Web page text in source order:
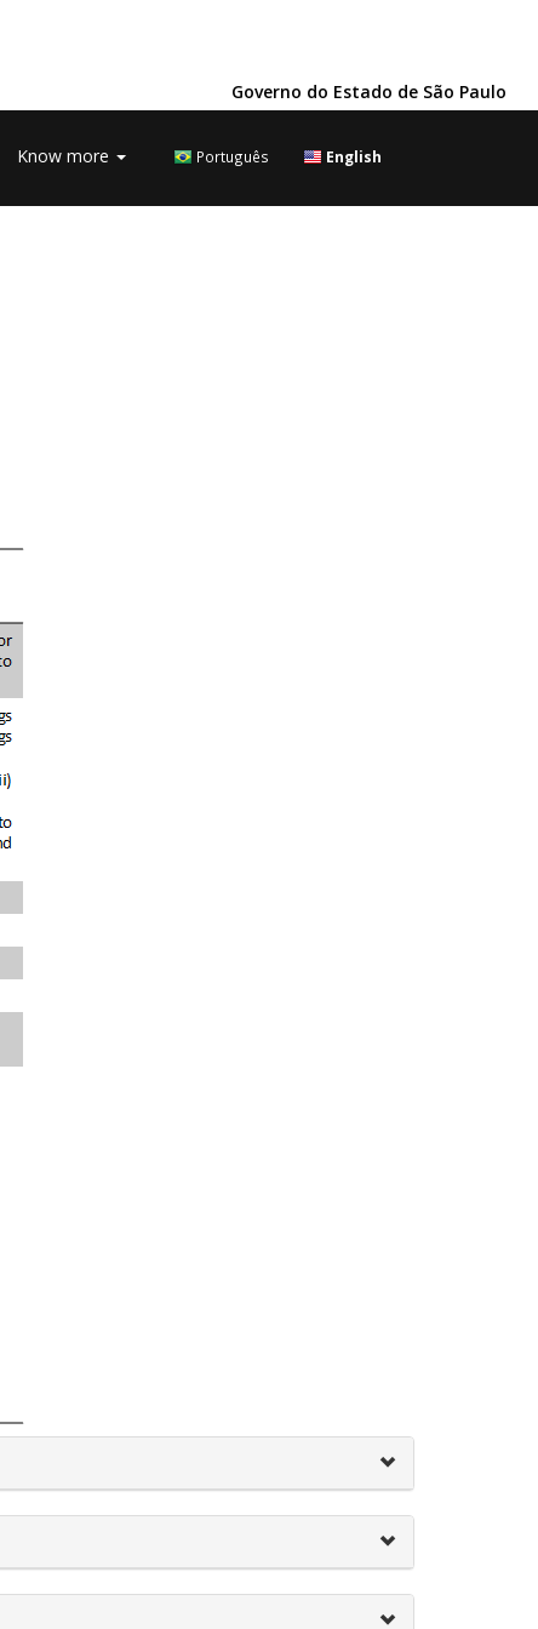
Governo do Estado de São Paulo
Know more Português English